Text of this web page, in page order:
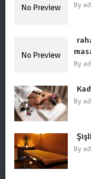
By
By
By
By